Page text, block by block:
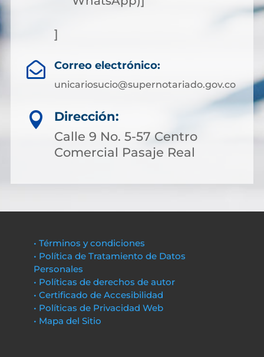
]
 Correo electrónico:
unicariosucio@supernotariado.gov.co

Dirección:
Calle 9 No. 5-57 Centro
Comercial Pasaje Real
• Términos y condiciones
• Política de Tratamiento de Datos
Personales
• Políticas de derechos de autor
• Certificado de Accesibilidad
• Políticas de Privacidad Web
• Mapa del Sitio